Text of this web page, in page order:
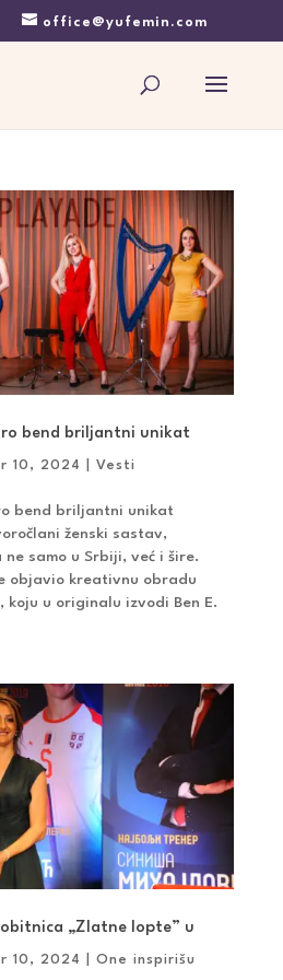
office@yufemin.com
bend briljantni unikat
10, 2024 Vesti
bend briljantni unikat
ženski sastav,
samo u Srbiji, već i šire.
objavio kreativnu obradu
koju u originalu izvodi Ben E.
„Zlatne lopte” u
10, 2024 One inspirišu